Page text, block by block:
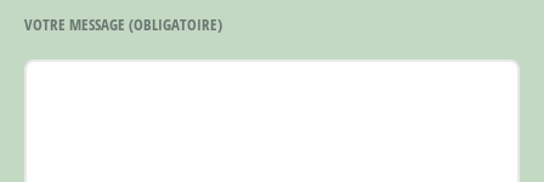
VOTRE MESSAGE (OBLIGATOIRE)